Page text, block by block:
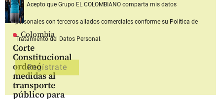
Colombia
Corte
Constitucional
ordenó
medidas al
transporte
público para
Acepto que Grupo EL COLOMBIANOcomparta mis datos
personales con terceros aliados comerciales conforme su Política de
Tratamiento del Datos Personal.